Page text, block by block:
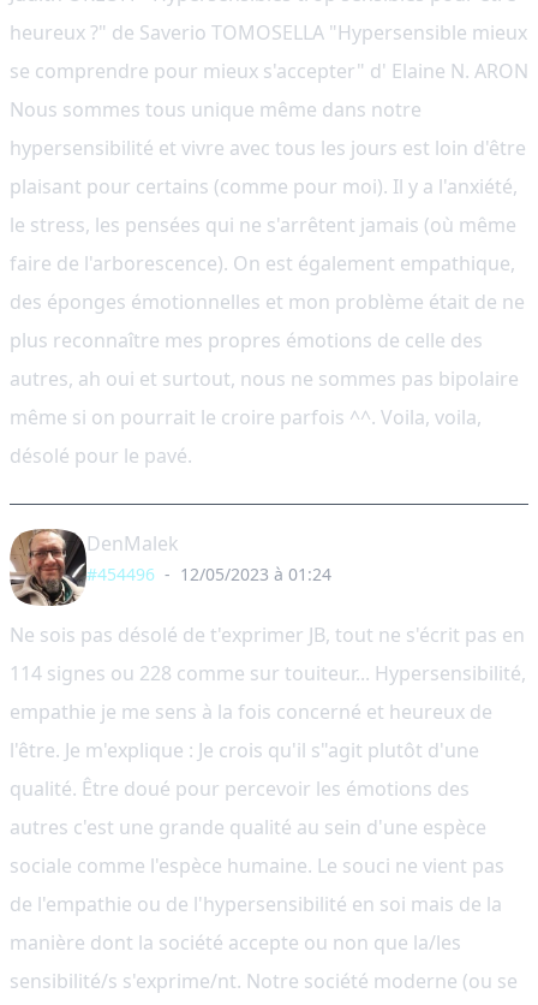
heureux ?" de Saverio TOMOSELLA "Hypersensible mieux
se comprendre pour mieux s'accepter" d' Elaine N. ARON
Nous sommes tous unique même dans notre
hypersensibilité et vivre avec tous les jours est loin d'être
plaisant pour certains (comme pour moi). Il y a l'anxiété,
le stress, les pensées qui ne s'arrêtent jamais (où même
faire de l'arborescence). On est également empathique,
des éponges émotionnelles et mon problème était de ne
plus reconnaître mes propres émotions de celle des
autres, ah oui et surtout, nous ne sommes pas bipolaire
même si on pourrait le croire parfois ^^. Voila, voila,
désolé pour le pavé.
DenMalek
#454496 - 12/05/2023 à 01:24
Ne sois pas désolé de t'exprimer JB, tout ne s'écrit pas en
114 signes ou 228 comme sur touiteur... Hypersensibilité,
empathie je me sens à la fois concerné et heureux de
l'être. Je m'explique : Je crois qu'il s"agit plutôt d'une
qualité. Être doué pour percevoir les émotions des
autres c'est une grande qualité au sein d'une espèce
sociale comme l'espèce humaine. Le souci ne vient pas
de l'empathie ou de l'hypersensibilité en soi mais de la
manière dont la société accepte ou non que la/les
sensibilité/s s'exprime/nt. Notre société moderne (ou se